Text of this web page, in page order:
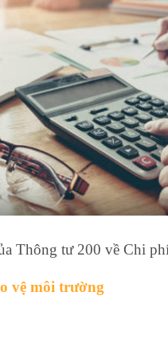
Thông tư 200 về Chi
vệ môi trường